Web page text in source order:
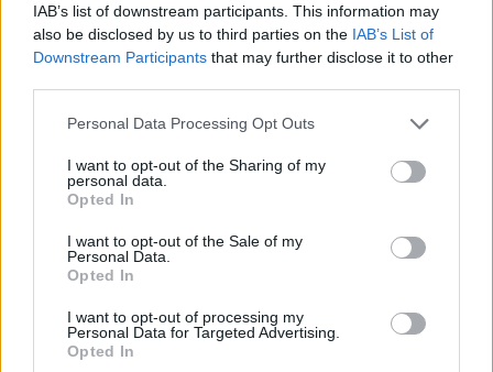
IAB’s list of downstream participants. This information may
also be disclosed by us to third parties on the IAB’s List of
Downstream Participants that may further disclose it to other
Personal Data Processing Opt Outs
I want to opt-out of the Sharing of my
personal data.
Opted In
I want to opt-out of the Sale of my
Personal Data.
Opted In
I want to opt-out of processing my
Personal Data for Targeted Advertising.
Opted In
refinanszírozás kezelésének javítására.
Ugyanakkor leginkább 13-hetes (negyedéves) és 26-hetes
(féléves) lejáratú kincstárjegyeket bocsát ki, elkerülve az
52-hetes (éves) lejáratú papírok piacra dobását, attól tartva,
meghaladná a még finanszírozhatónak tartott 5
százalékot. Elemzők szerint Athénnak januárban közel 5
A keresett cikk a portfolio.hu hírarchívumához
tartozik, melynek olvasása előfizetéses